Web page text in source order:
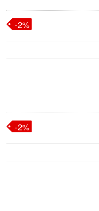
-2%
-2%